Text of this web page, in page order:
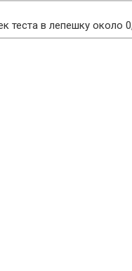
теста в лепешку около